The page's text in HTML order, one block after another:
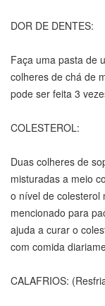
DOR DE DENTES:
Faça uma pasta de
colheres de chá de
pode ser feita 3
COLESTEROL:
Duas colheres de
misturadas a meio
o nível de colesterol
mencionado para
ajuda a curar o
com comida
CALAFRIOS: